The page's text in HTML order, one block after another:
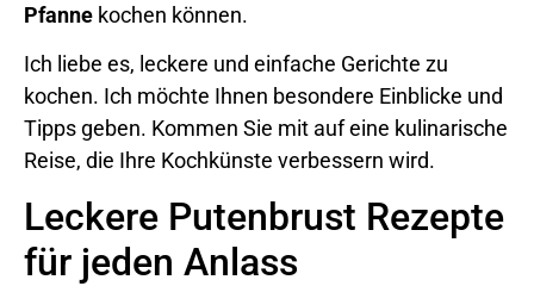
Pfanne kochen können.
Ich liebe es, leckere und einfache Gerichte zu
kochen. Ich möchte Ihnen besondere Einblicke und
Tipps geben. Kommen Sie mit auf eine kulinarische
Reise, die Ihre Kochkünste verbessern wird.
Leckere Putenbrust Rezepte
für jeden Anlass